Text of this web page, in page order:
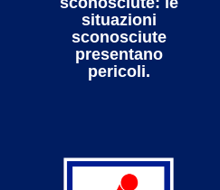
situazioni
sconosciute
presentano
pericoli.